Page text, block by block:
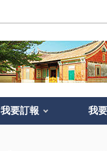
我要訂報 我